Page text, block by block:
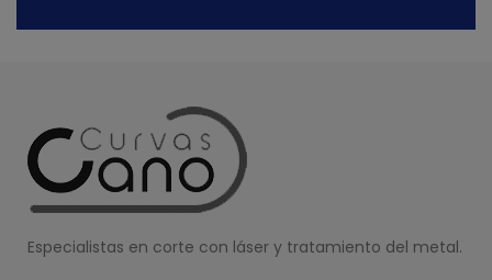
Especialistas en corte con láser y tratamiento del metal.